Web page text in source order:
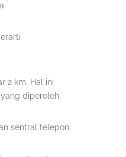
2 km. Hal ini
diperoleh.
sentral telepon.